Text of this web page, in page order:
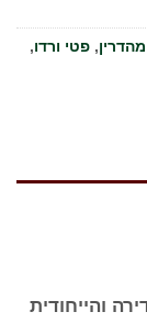
,פטי ורדו,
והייחודית